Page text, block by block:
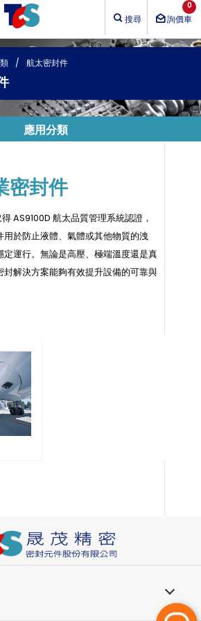
搜尋
0
詢價車
航太密封件
應用分類
密封件
AS9100D 航太品質管理系統認證，
用於防止液體、氣體或其他物質的洩
定運行。無論是高壓、極端溫度還是真
封解決方案能夠有效提升設備的可靠與